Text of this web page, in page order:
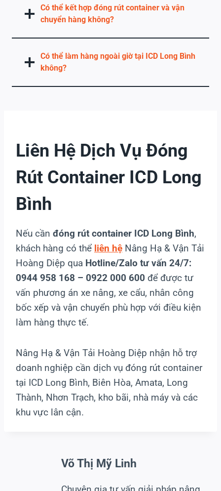
Có thể kết hợp đóng rút container và vận
chuyển hàng không?
Có thể làm hàng ngoài giờ tại ICD Long Bình
không?
Liên Hệ Dịch Vụ Đóng
Rút Container ICD Long
Bình
Nếu cần đóng rút container ICD Long Bình,
khách hàng có thể liên hệ Nâng Hạ & Vận Tải
Hoàng Diệp qua Hotline/Zalo tư vấn 24/7:
0944 958 168 – 0922 000 600 để được tư
vấn phương án xe nâng, xe cẩu, nhân công
bốc xếp và vận chuyển phù hợp với điều kiện
làm hàng thực tế.
Nâng Hạ & Vận Tải Hoàng Diệp nhận hỗ trợ
doanh nghiệp cần dịch vụ đóng rút container
tại ICD Long Bình, Biên Hòa, Amata, Long
Thành, Nhơn Trạch, kho bãi, nhà máy và các
khu vực lân cận.
Võ Thị Mỹ Linh